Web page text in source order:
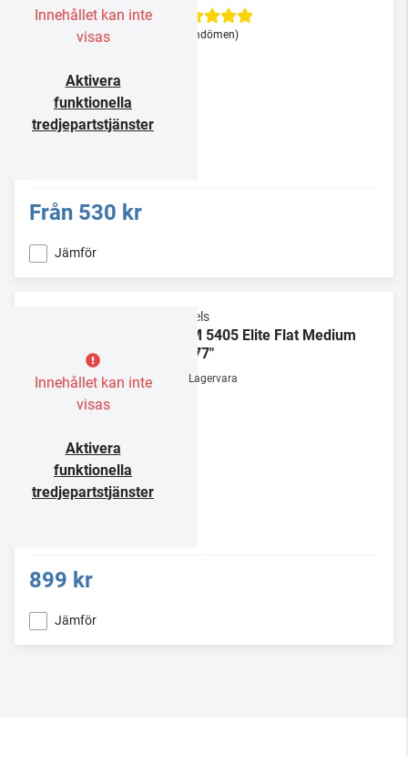
Innehållet kan inte
visas
Aktivera
funktionella
tredjepartstjänster
(3 omdömen)
Från 530 kr
Jämför
Innehållet kan inte
visas
Aktivera
funktionella
tredjepartstjänster
Vogels
TVM 5405 Elite Flat Medium
32-77"
Lagervara
899 kr
Jämför